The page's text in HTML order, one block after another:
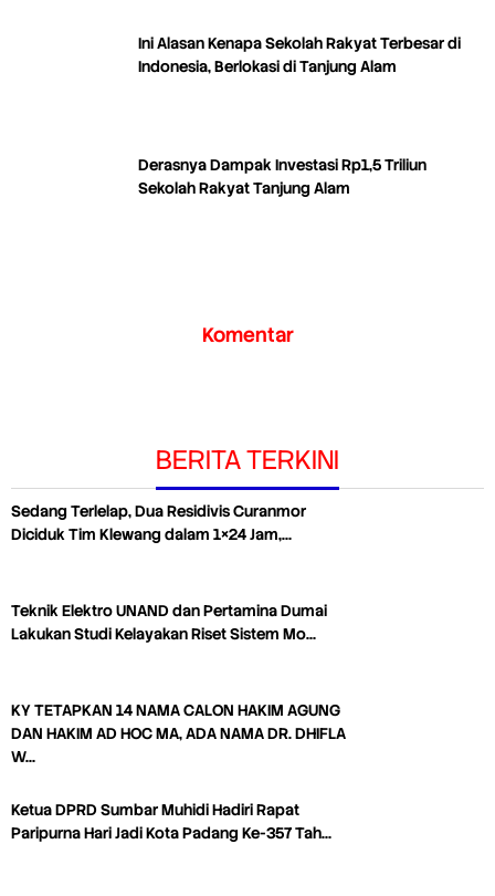
Ini Alasan Kenapa Sekolah Rakyat Terbesar di
Indonesia, Berlokasi di Tanjung Alam
Derasnya Dampak Investasi Rp1,5 Triliun
Sekolah Rakyat Tanjung Alam
Komentar
BERITA TERKINI
Sedang Terlelap, Dua Residivis Curanmor
Diciduk Tim Klewang dalam 1×24 Jam,…
Teknik Elektro UNAND dan Pertamina Dumai
Lakukan Studi Kelayakan Riset Sistem Mo…
KY TETAPKAN 14 NAMA CALON HAKIM AGUNG
DAN HAKIM AD HOC MA, ADA NAMA DR. DHIFLA
W…
Ketua DPRD Sumbar Muhidi Hadiri Rapat
Paripurna Hari Jadi Kota Padang Ke-357 Tah…